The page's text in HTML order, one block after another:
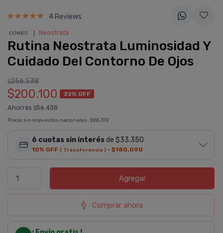
4 Reviews
COMBO Neostrata
Rutina Neostrata Luminosidad Y
Cuidado Del Contorno De Ojos
$256.538
$200.100 22% OFF
Ahorrás $56.438
Precio sin impuestos nacionales: $165.372
6 cuotas sin interésde $33.350
10% OFF ( Transferencia ) · $180.090
Agregar
Comprar ahora